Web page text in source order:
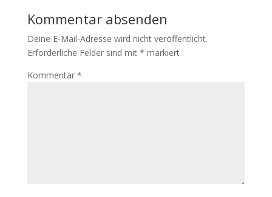
Kommentar absenden
Deine E-Mail-Adresse wird nicht veröffentlicht.
Erforderliche Felder sind mit * markiert
Kommentar *